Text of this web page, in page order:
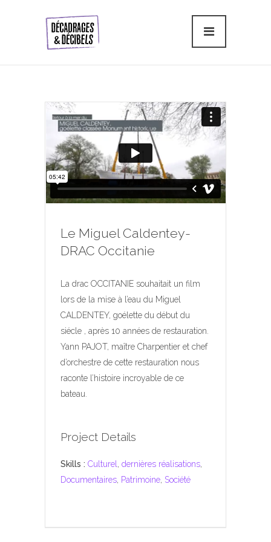
Le Miguel Caldentey-
DRAC Occitanie
La drac OCCITANIE souhaitait un film
lors de la mise à l’eau du Miguel
CALDENTEY, goélette du début du
siécle , après 10 années de restauration.
Yann PAJOT, maître Charpentier et chef
d’orchestre de cette restauration nous
raconte l’histoire incroyable de ce
bateau.
Project Details
Skills : Culturel dernières réalisations
Documentaires Patrimoine Société